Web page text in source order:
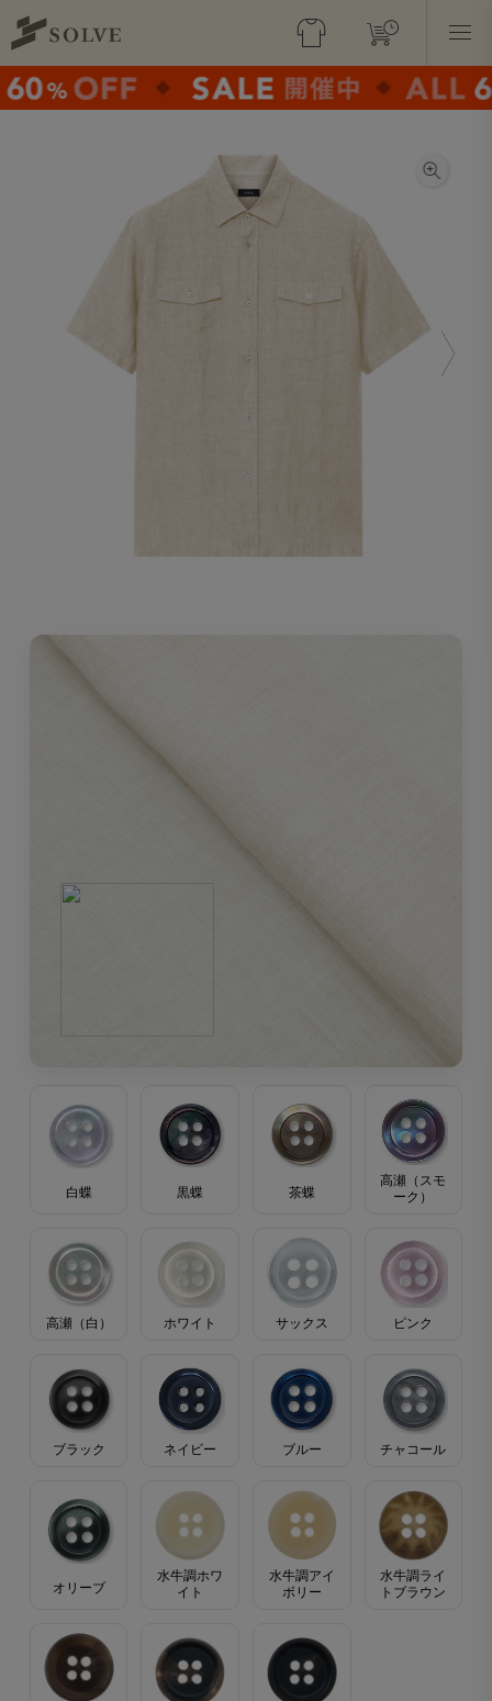
白蝶 黒蝶 茶蝶
高瀬（スモ
ーク）
高瀬（白） ホワイト サックス ピンク
ブラック ネイビー ブルー チャコール
オリーブ
水牛調ホワ
イト
水牛調アイ
ボリー
水牛調ライ
トブラウン